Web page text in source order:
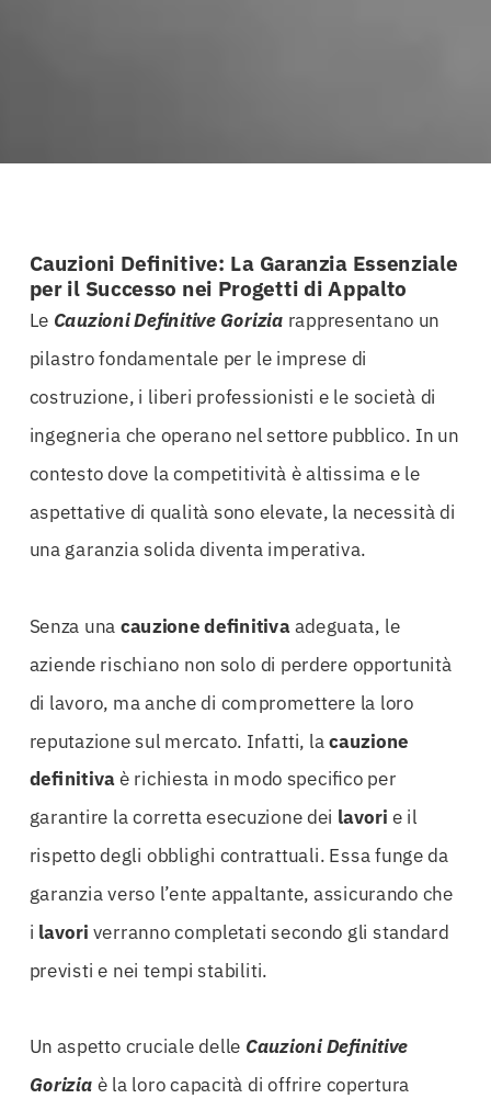
Cauzioni Definitive: La Garanzia Essenziale
per il Successo nei Progetti di Appalto
Le Cauzioni Definitive Gorizia rappresentano un
pilastro fondamentale per le imprese di
costruzione, i liberi professionisti e le società di
ingegneria che operano nel settore pubblico. In un
contesto dove la competitività è altissima e le
aspettative di qualità sono elevate, la necessità di
una garanzia solida diventa imperativa.
Senza una cauzionedefinitivaadeguata, le
aziende rischiano non solo di perdere opportunità
di lavoro, ma anche di compromettere la loro
reputazione sul mercato. Infatti, lacauzione
definitivaè richiesta in modo specifico per
garantire la corretta esecuzione dei lavori e il
rispetto degli obblighi contrattuali. Essa funge da
garanzia verso l’ente appaltante, assicurando che
i lavori verranno completati secondo gli standard
previsti e nei tempi stabiliti.
Un aspetto cruciale delle Cauzioni Definitive
Gorizia è la loro capacità di offrire copertura